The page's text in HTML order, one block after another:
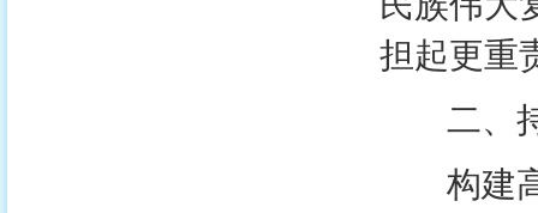
担起更重
二、持
构建高